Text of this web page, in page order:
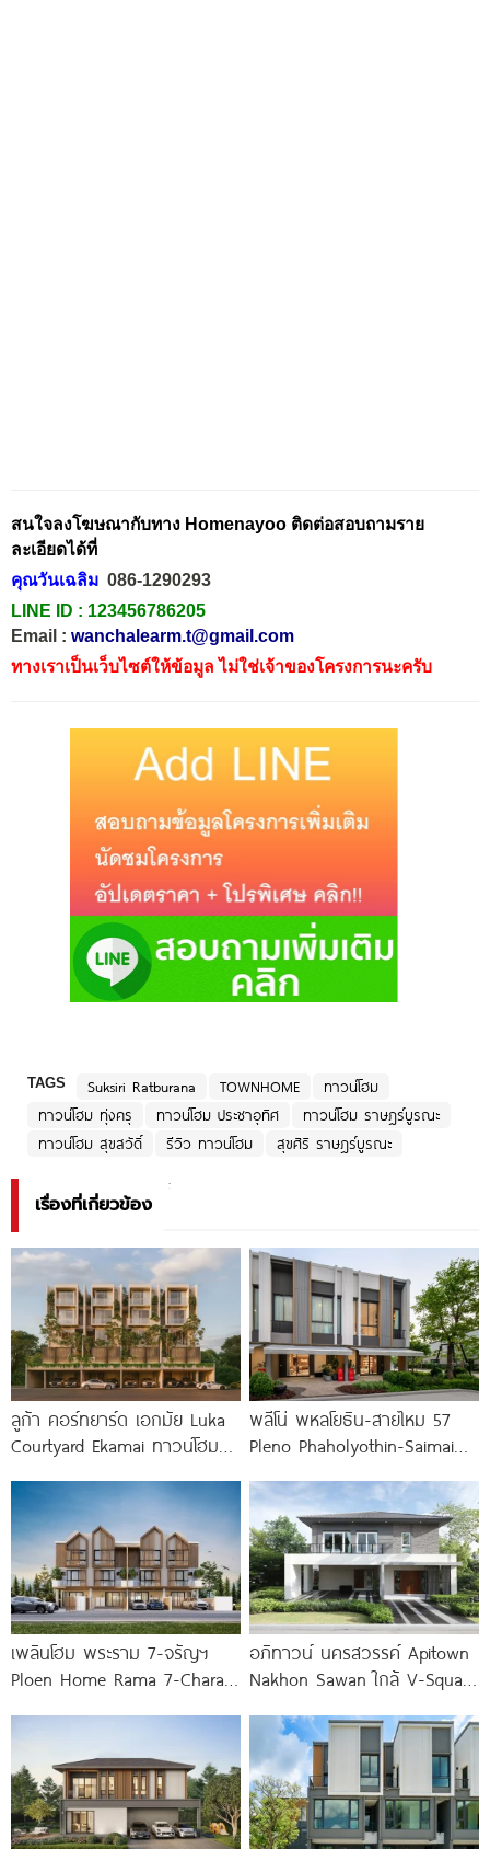
สนใจลงโฆษณากับทาง Homenayoo ติดต่อสอบถามราย
ละเอียดได้ที่
คุณวันเฉลิม 086-1290293
LINE ID : 123456786205
Email : wanchalearm.t@gmail.com
ทางเราเป็นเว็บไซต์ให้ข้อมูล ไม่ใช่เจ้าของโครงการนะครับ
TAGS Suksiri Ratburana TOWNHOME
ทาวน์โฮม
ทาวน์โฮม ทุ่งครุ
ทาวน์โฮม ประชาอุทิศ
ทาวน์โฮม ราษฎร์บูรณะ
ทาวน์โฮม สุขสวัดิ์
รีวิว ทาวน์โฮม สุขศิริ ราษฎร์บูรณะ
เรื่องที่เกี่ยวข้อง
ลูก้า คอร์ทยาร์ด เอกมัย Luka
Courtyard Ekamai ทาวน์โฮมหรู
พลีโน่ พหลโยธิน-สายไหม 57
Pleno Phaholyothin-Saimai
ใหม่จาก AP ทำเลใจกลาง
สายไหม ใกล้
เพลินโฮม พระราม 7-จรัญฯ
Ploen Home Rama 7-Charan
อภิทาวน์ นครสวรรค์ Apitown
Nakhon Sawan ใกล้ V-Square